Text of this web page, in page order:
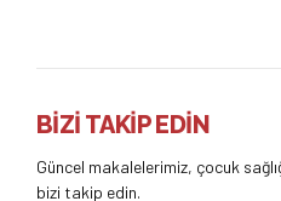
BİZİ TAKİP EDİN
Güncel makalelerimiz, çocuk
bizi takip edin.